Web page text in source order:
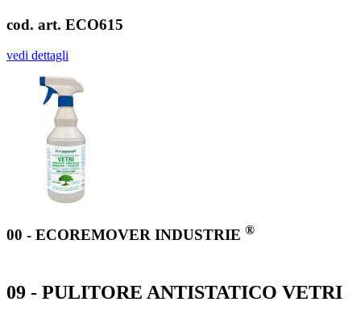
cod. art. ECO615
vedi dettagli
00 - ECOREMOVER INDUSTRIE ®
09 - PULITORE ANTISTATICO VETRI